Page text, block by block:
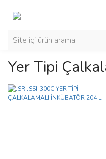
Yer Tipi